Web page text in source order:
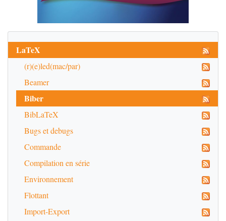
LaTeX
(r)(e)led(mac/par)
Beamer
Biber
BibLaTeX
Bugs et debugs
Commande
Compilation en série
Environnement
Flottant
Import-Export